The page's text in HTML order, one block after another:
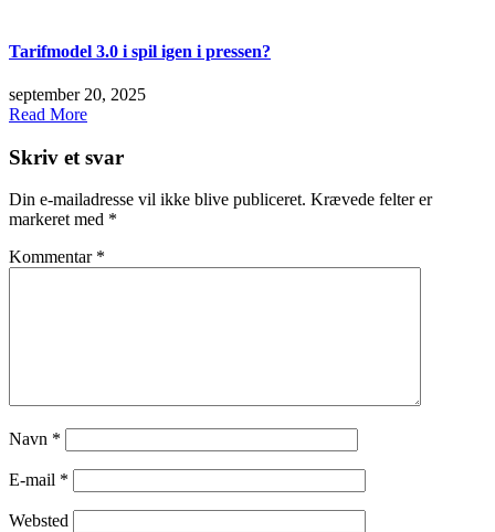
Tarifmodel 3.0 i spil igen i pressen?
september 20, 2025
Read More
Skriv et svar
Din e-mailadresse vil ikke blive publiceret. Krævede felter er
markeret med *
Kommentar *
Navn *
E-mail *
Websted